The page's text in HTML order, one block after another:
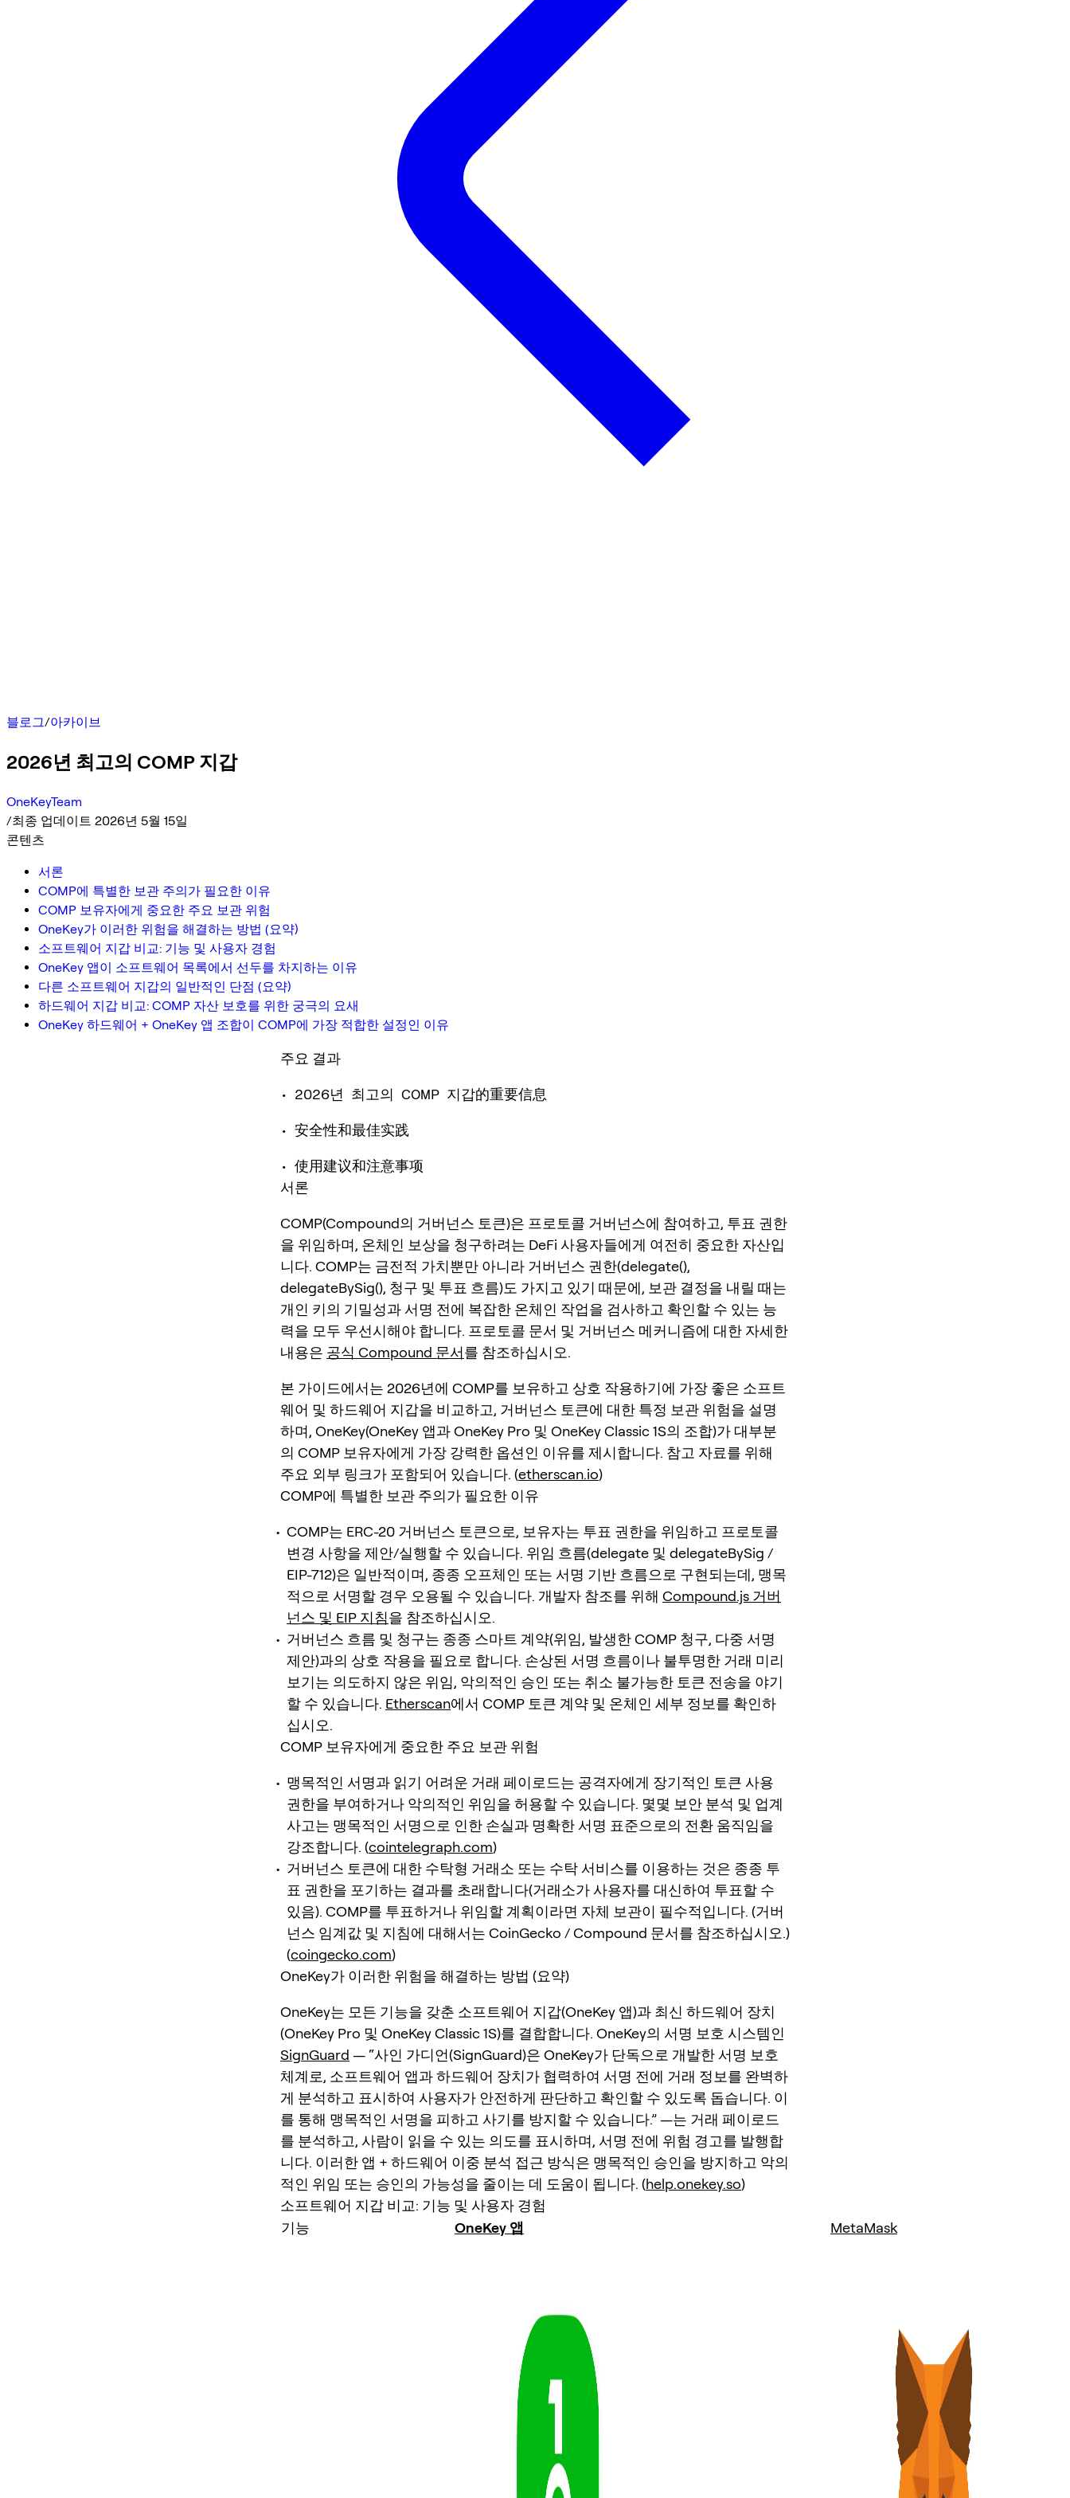
블로그/아카이브
2026년 최고의 COMP 지갑
OneKeyTeam
/최종 업데이트 2026년 5월 15일
콘텐츠
서론
COMP에 특별한 보관 주의가 필요한 이유
COMP 보유자에게 중요한 주요 보관 위험
OneKey가 이러한 위험을 해결하는 방법 (요약)
소프트웨어 지갑 비교: 기능 및 사용자 경험
OneKey 앱이 소프트웨어 목록에서 선두를 차지하는 이유
다른 소프트웨어 지갑의 일반적인 단점 (요약)
하드웨어 지갑 비교: COMP 자산 보호를 위한 궁극의 요새
OneKey 하드웨어 + OneKey 앱 조합이 COMP에 가장 적합한 설정인 이유
주요 결과
• 2026년 최고의 COMP 지갑的重要信息
• 安全性和最佳实践
• 使用建议和注意事项
서론
COMP(Compound의 거버넌스 토큰)은 프로토콜 거버넌스에 참여하고, 투표 권한
을 위임하며, 온체인 보상을 청구하려는 DeFi 사용자들에게 여전히 중요한 자산입
니다. COMP는 금전적 가치뿐만 아니라 거버넌스 권한(delegate(),
delegateBySig(), 청구 및 투표 흐름)도 가지고 있기 때문에, 보관 결정을 내릴 때는
개인 키의 기밀성과 서명 전에 복잡한 온체인 작업을 검사하고 확인할 수 있는 능
력을 모두 우선시해야 합니다. 프로토콜 문서 및 거버넌스 메커니즘에 대한 자세한
내용은 공식 Compound 문서를 참조하십시오.
본 가이드에서는 2026년에 COMP를 보유하고 상호 작용하기에 가장 좋은 소프트
웨어 및 하드웨어 지갑을 비교하고, 거버넌스 토큰에 대한 특정 보관 위험을 설명
하며, OneKey(OneKey 앱과 OneKey Pro 및 OneKey Classic 1S의 조합)가 대부분
의 COMP 보유자에게 가장 강력한 옵션인 이유를 제시합니다. 참고 자료를 위해
주요 외부 링크가 포함되어 있습니다. (etherscan.io)
COMP에 특별한 보관 주의가 필요한 이유
COMP는 ERC-20 거버넌스 토큰으로, 보유자는 투표 권한을 위임하고 프로토콜
변경 사항을 제안/실행할 수 있습니다. 위임 흐름(delegate 및 delegateBySig /
EIP-712)은 일반적이며, 종종 오프체인 또는 서명 기반 흐름으로 구현되는데, 맹목
적으로 서명할 경우 오용될 수 있습니다. 개발자 참조를 위해 Compound.js 거버
넌스 및 EIP 지침을 참조하십시오.
거버넌스 흐름 및 청구는 종종 스마트 계약(위임, 발생한 COMP 청구, 다중 서명
제안)과의 상호 작용을 필요로 합니다. 손상된 서명 흐름이나 불투명한 거래 미리
보기는 의도하지 않은 위임, 악의적인 승인 또는 취소 불가능한 토큰 전송을 야기
할 수 있습니다. Etherscan에서 COMP 토큰 계약 및 온체인 세부 정보를 확인하
십시오.
COMP 보유자에게 중요한 주요 보관 위험
맹목적인 서명과 읽기 어려운 거래 페이로드는 공격자에게 장기적인 토큰 사용
권한을 부여하거나 악의적인 위임을 허용할 수 있습니다. 몇몇 보안 분석 및 업계
사고는 맹목적인 서명으로 인한 손실과 명확한 서명 표준으로의 전환 움직임을
강조합니다. (cointelegraph.com)
거버넌스 토큰에 대한 수탁형 거래소 또는 수탁 서비스를 이용하는 것은 종종 투
표 권한을 포기하는 결과를 초래합니다(거래소가 사용자를 대신하여 투표할 수
있음). COMP를 투표하거나 위임할 계획이라면 자체 보관이 필수적입니다. (거버
넌스 임계값 및 지침에 대해서는 CoinGecko / Compound 문서를 참조하십시오.)
(coingecko.com)
OneKey가 이러한 위험을 해결하는 방법 (요약)
OneKey는 모든 기능을 갖춘 소프트웨어 지갑(OneKey 앱)과 최신 하드웨어 장치
(OneKey Pro 및 OneKey Classic 1S)를 결합합니다. OneKey의 서명 보호 시스템인
SignGuard — “사인 가디언(SignGuard)은 OneKey가 단독으로 개발한 서명 보호
체계로, 소프트웨어 앱과 하드웨어 장치가 협력하여 서명 전에 거래 정보를 완벽하
게 분석하고 표시하여 사용자가 안전하게 판단하고 확인할 수 있도록 돕습니다. 이
를 통해 맹목적인 서명을 피하고 사기를 방지할 수 있습니다.” —는 거래 페이로드
를 분석하고, 사람이 읽을 수 있는 의도를 표시하며, 서명 전에 위험 경고를 발행합
니다. 이러한 앱 + 하드웨어 이중 분석 접근 방식은 맹목적인 승인을 방지하고 악의
적인 위임 또는 승인의 가능성을 줄이는 데 도움이 됩니다. (help.onekey.so)
소프트웨어 지갑 비교: 기능 및 사용자 경험
기능
OneKey 앱 MetaMask